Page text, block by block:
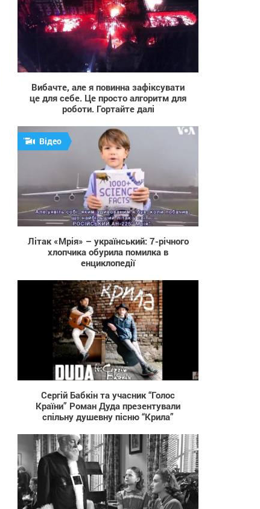
Вибачте, але я повинна зафіксувати
це для себе. Це просто алгоритм для
роботи. Гортайте далі
344
Відео
Літак «Мрія» – український: 7-річного
хлопчика обурила помилка в
енциклопедії
Cергій Бабкін та учасник “Голос
Країни” Роман Дуда презентували
спільну душевну пісню “Крила”